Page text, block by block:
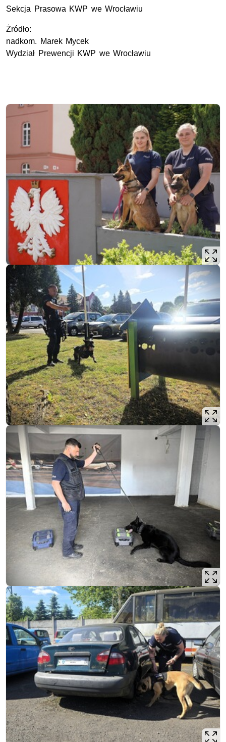
Sekcja Prasowa KWP we Wrocławiu
Żródło:
nadkom. Marek Mycek
Wydział Prewencji KWP we Wrocławiu